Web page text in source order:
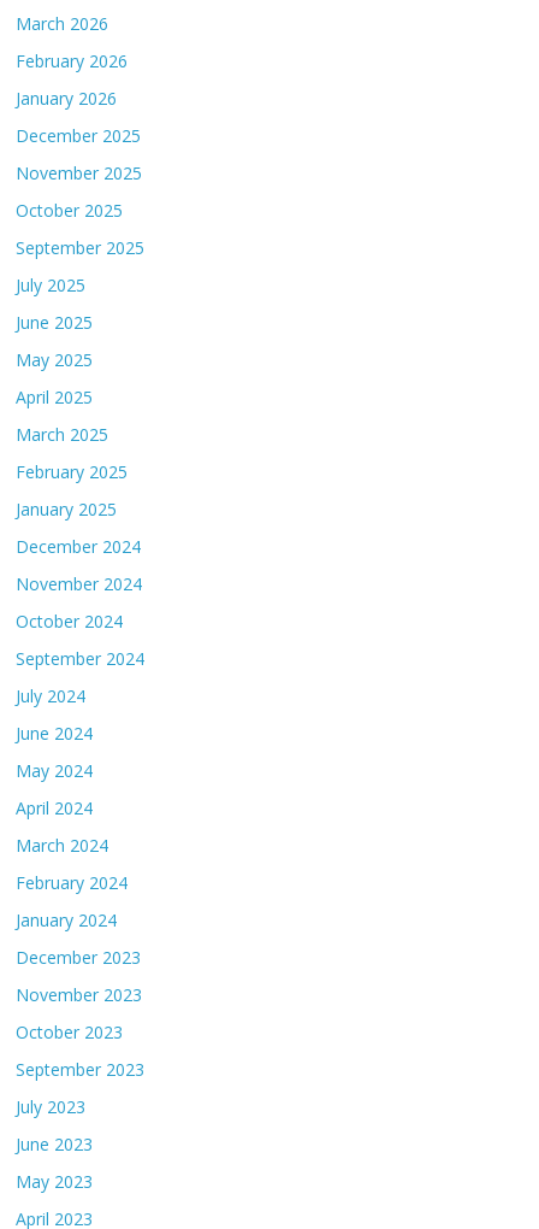
March 2026
February 2026
January 2026
December 2025
November 2025
October 2025
September 2025
July 2025
June 2025
May 2025
April 2025
March 2025
February 2025
January 2025
December 2024
November 2024
October 2024
September 2024
July 2024
June 2024
May 2024
April 2024
March 2024
February 2024
January 2024
December 2023
November 2023
October 2023
September 2023
July 2023
June 2023
May 2023
April 2023